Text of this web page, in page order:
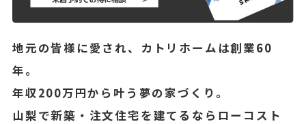
地元の皆様に愛され、カトリホームは創業60
年。
年収200万円から叶う夢の家づくり。
山梨で新築・注文住宅を建てるならローコスト